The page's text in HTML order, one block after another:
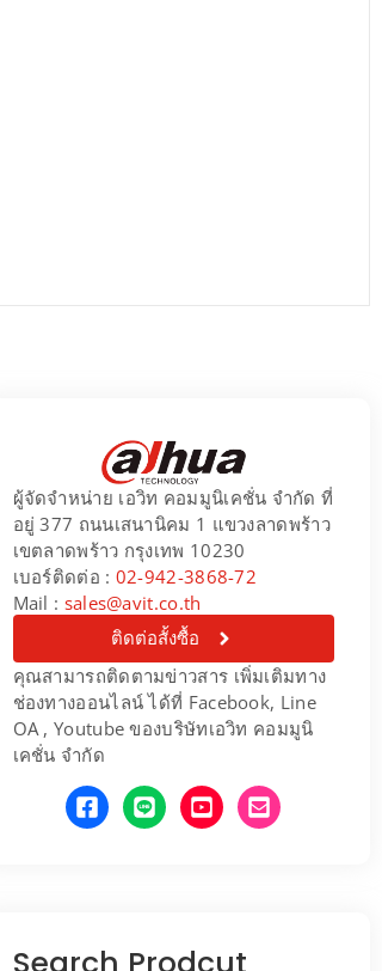
ผู้จัดจำหน่าย เอวิท คอมมูนิเคชั่น จำกัด ที่
อยู่ 377 ถนนเสนานิคม 1 แขวงลาดพร้าว
เขตลาดพร้าว กรุงเทพ 10230
เบอร์ติดต่อ : 02-942-3868-72
Mail : sales@avit.co.th
ติดต่อสั้งซื้อ
คุณสามารถติดตามข่าวสาร เพิ่มเติมทาง
ช่องทางออนไลน์ ได้ที่ Facebook, Line
OA , Youtube ของบริษัทเอวิท คอมมูนิ
เคชั่น จำกัด